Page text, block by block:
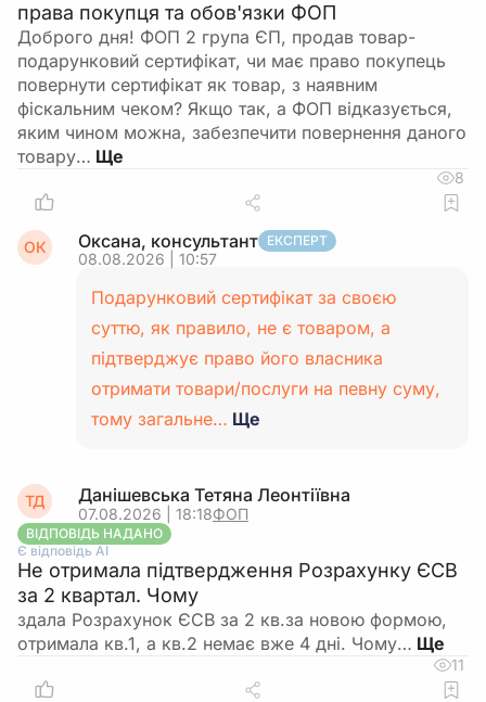
права покупця та обов'язки ФОП
Доброго дня! ФОП 2 група ЄП, продав товар-
подарунковий сертифікат, чи має право покупець
повернути сертифікат як товар, з наявним
фіскальним чеком? Якщо так, а ФОП відказується,
яким чином можна, забезпечити повернення даного
товару…
8
ОК Оксана, консультант ЕКСПЕРТ
08.08.2026 | 10:57
Подарунковий сертифікат за своєю
суттю, як правило, не є товаром, а
підтверджує право його власника
отримати товари/послуги на певну суму,
тому загальне… Ще
ТД Данішевська Тетяна Леонтіївна
07.08.2026 | 18:18ФОП
ВІДПОВІДЬ НАДАНО
Є відповідь АІ
Не отримала підтвердження Розрахунку ЄСВ
за 2 квартал. Чому
здала Розрахунок ЄСВ за 2 кв.за новою формою,
отримала кв.1, а кв.2 немає вже 4 дні. Чому…
11